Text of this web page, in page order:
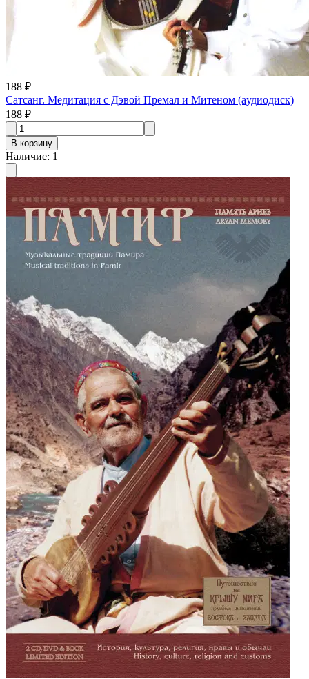
188 ₽
Сатсанг. Медитация с Дэвой Премал и Митеном (aудиодиск)
188 ₽
В корзину
Наличие: 1